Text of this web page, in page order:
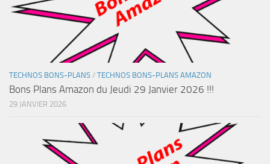
TECHNOS BONS-PLANS / TECHNOS BONS-PLANS AMAZON
Bons Plans Amazon du Jeudi 29 Janvier 2026 !!!
29 JANVIER 2026